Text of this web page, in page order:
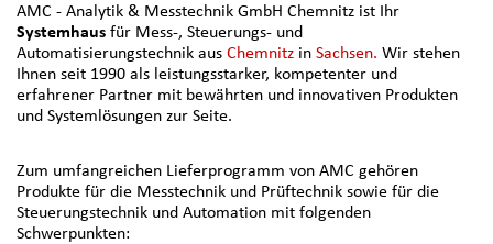
AMC - Analytik & Messtechnik GmbH Chemnitz ist Ihr
Systemhaus für Mess-, Steuerungs- und
Automatisierungstechnik aus Chemnitz in Sachsen. Wir stehen
Ihnen seit 1990 als leistungsstarker, kompetenter und
erfahrener Partner mit bewährten und innovativen Produkten
und Systemlösungen zur Seite.
Zum umfangreichen Lieferprogramm von AMC gehören
Produkte für die Messtechnik und Prüftechnik sowie für die
Steuerungstechnik und Automation mit folgenden
Schwerpunkten: